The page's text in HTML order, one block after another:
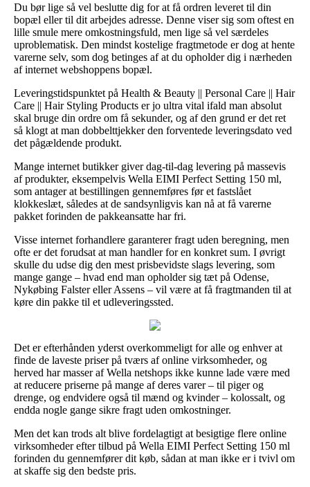
Du bør lige så vel beslutte dig for at få ordren leveret til din
bopæl eller til dit arbejdes adresse. Denne viser sig som oftest en
lille smule mere omkostningsfuld, men lige så vel særdeles
uproblematisk. Den mindst kostelige fragtmetode er dog at hente
varerne selv, som dog betinges af at du opholder dig i nærheden
af internet webshoppens bopæl.
Leveringstidspunktet på Health & Beauty || Personal Care || Hair
Care || Hair Styling Products er jo ultra vital ifald man absolut
skal bruge din ordre om få sekunder, og af den grund er det ret
så klogt at man dobbelttjekker den forventede leveringsdato ved
det pågældende produkt.
Mange internet butikker giver dag-til-dag levering på massevis
af produkter, eksempelvis Wella EIMI Perfect Setting 150 ml,
som antager at bestillingen gennemføres før et fastslået
klokkeslæt, således at de sandsynligvis kan nå at få varerne
pakket forinden de pakkeansatte har fri.
Visse internet forhandlere garanterer fragt uden beregning, men
ofte er det forudsat at man handler for en konkret sum. I øvrigt
skulle du udse dig den mest prisbevidste slags levering, som
mange gange – hvad end man opholder sig tæt på Odense,
Nykøbing Falster eller Assens – vil være at få fragtmanden til at
køre din pakke til et udleveringssted.
Det er efterhånden yderst overkommeligt for alle og enhver at
finde de laveste priser på tværs af online virksomheder, og
herved har masser af Wella netshops ikke kunne lade være med
at reducere priserne på mange af deres varer – til piger og
drenge, og endvidere også til mænd og kvinder – kolossalt, og
endda nogle gange sikre fragt uden omkostninger.
Men det kan trods alt blive fordelagtigt at besigtige flere online
virksomheder efter tilbud på Wella EIMI Perfect Setting 150 ml
forinden du gennemfører dit køb, sådan at man ikke er i tvivl om
at skaffe sig den bedste pris.